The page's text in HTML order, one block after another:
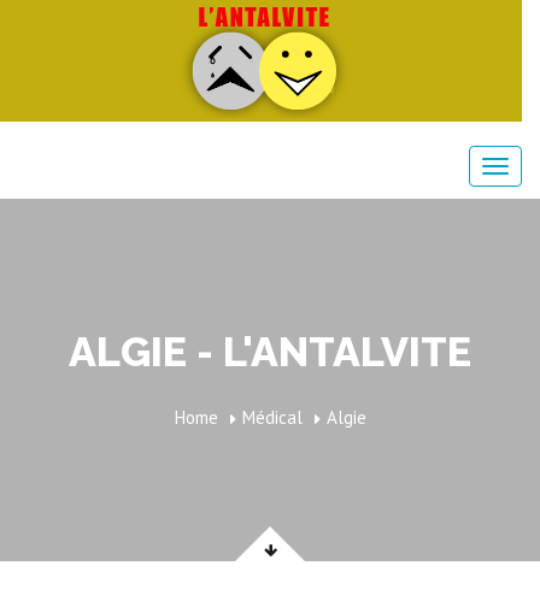
ALGIE - L'ANTALVITE
Home Médical Algie